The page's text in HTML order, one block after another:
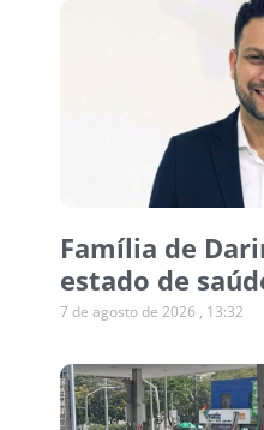
Família de
estado de
7 de agosto de 2026 13:32